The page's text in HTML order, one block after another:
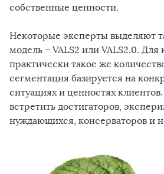
собственные ценности.
Некоторые эксперты выделяют
модель – VALS2 или VALS2.0.
практически такое же
сегментация базируется на
ситуациях и ценностях
встретить достигаторов,
нуждающихся, консерваторов и